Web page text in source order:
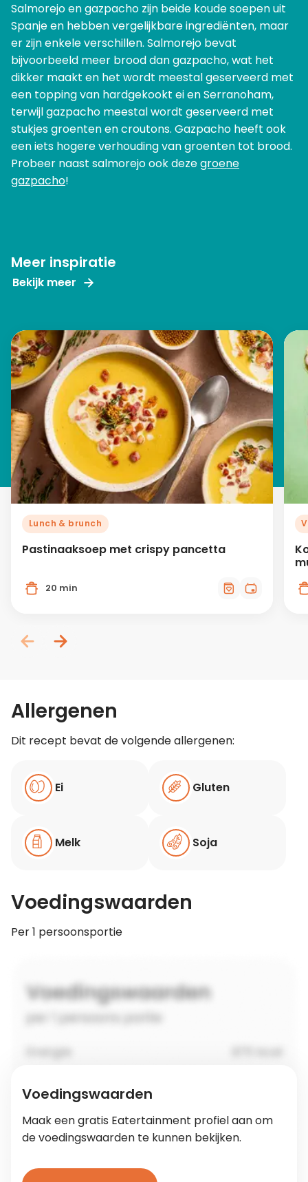
Salmorejo en gazpacho zijn beide koude soepen uit
Spanje en hebben vergelijkbare ingrediënten, maar
er zijn enkele verschillen. Salmorejo bevat
bijvoorbeeld meer brood dan gazpacho, wat het
dikker maakt en het wordt meestal geserveerd met
een topping van hardgekookt ei en Serranoham,
terwijl gazpacho meestal wordt geserveerd met
stukjes groenten en croutons. Gazpacho heeft ook
een iets hogere verhouding van groenten tot brood.
Probeer naast salmorejo ook dezegroene
gazpacho!
Meer inspiratie
Bekijk meer
Lunch & brunch
Pastinaaksoep met crispy pancetta
20 min
Allergenen
Dit recept bevat de volgende allergenen:
Ei Gluten
Melk Soja
Voedingswaarden
Per 1 persoonsportie
Voedingswaarden
Maak een gratis Eatertainment profiel aan om
de voedingswaarden te kunnen bekijken.